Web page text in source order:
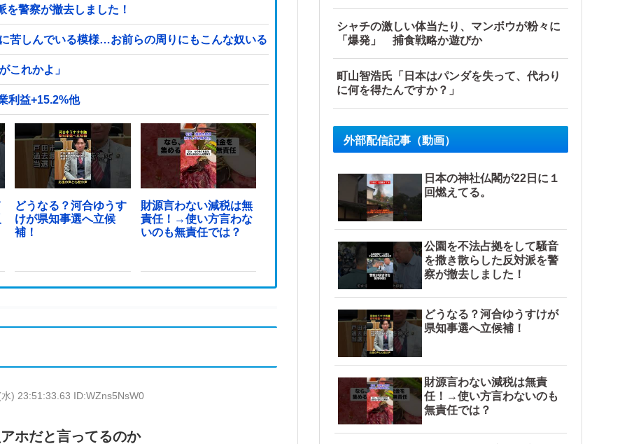
警察が撤去しました！
苦しんでいる模様…お前らの周りにもこんな奴いる？
これかよ」
利益+15.2%他
どうなる？河合ゆうす
けが県知事選へ立候
補！
財源言わない減税は無
責任！→使い方言わな
いのも無責任では？
) 23:51:33.63 ID:WZns5NsW0
ホだと言ってるのか
シャチの激しい体当たり、マンボウが粉々に
「爆発」 捕食戦略か遊びか
町山智浩氏「日本はパンダを失って、代わり
に何を得たんですか？」
外部配信記事（動画）
日本の神社仏閣が22日に１
回燃えてる。
公園を不法占拠をして騒音
を撒き散らした反対派を警
察が撤去しました！
どうなる？河合ゆうすけが
県知事選へ立候補！
財源言わない減税は無責
任！→使い方言わないのも
無責任では？